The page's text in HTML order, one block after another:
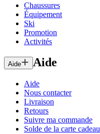
Chaussures
Équipement
Ski
Promotion
Activités
Aide Aide
Aide
Nous contacter
Livraison
Retours
Suivre ma commande
Solde de la carte cadeau